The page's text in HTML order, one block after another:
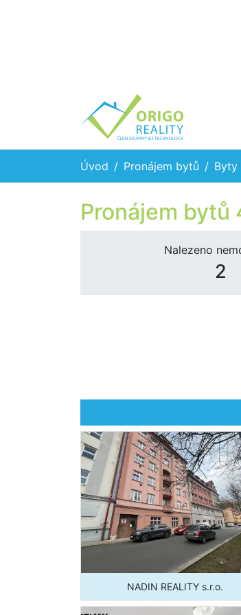
Úvod Pronájem bytů Byty
Pronájem bytů
Nalezeno
2
NADIN REALITY s.r.o.